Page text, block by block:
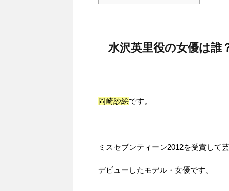
水沢英里役の女優は誰
岡崎紗絵です。
ミスセブンティーン2012を受賞して
デビューしたモデル・女優です。